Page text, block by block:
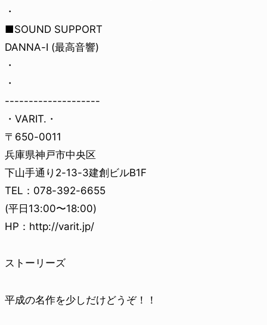
・
■SOUND SUPPORT
DANNA-I (最高音響)
・
・
--------------------
・VARIT.・
〒650-0011
兵庫県神戸市中央区
下山手通り2-13-3建創ビルB1F
TEL：078-392-6655
(平日13:00〜18:00)
HP：http://varit.jp/
ストーリーズ
平成の名作を少しだけどうぞ！！